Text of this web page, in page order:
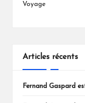
Voyage
Articles récents
Fernand Gaspard